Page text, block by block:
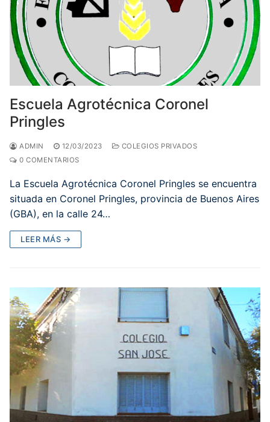
Escuela Agrotécnica Coronel
Pringles
ADMIN 12/03/2023
COLEGIOS PRIVADOS
0 COMENTARIOS
La Escuela Agrotécnica Coronel Pringles se encuentra
situada en Coronel Pringles, provincia de Buenos Aires
(GBA), en la calle 24…
LEER MÁS →